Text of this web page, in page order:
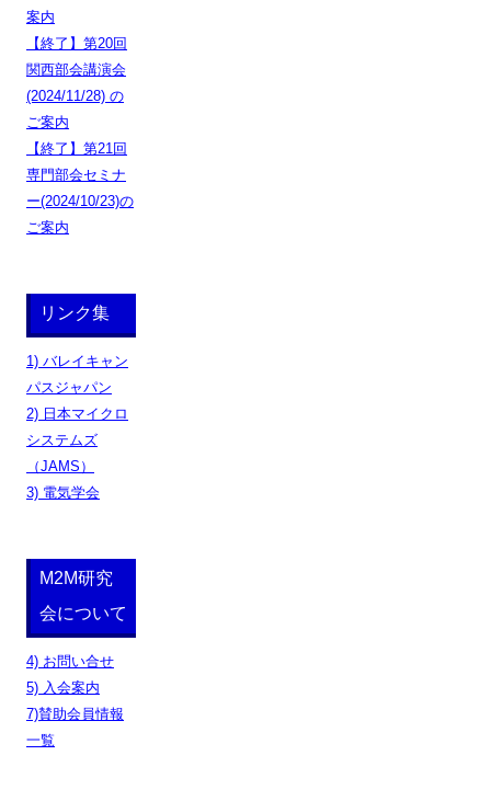
案内
【終了】第20回
関西部会講演会
(2024/11/28) の
ご案内
【終了】第21回
専門部会セミナ
ー(2024/10/23)の
ご案内
リンク集
1) バレイキャン
パスジャパン
2) 日本マイクロ
システムズ
（JAMS）
3) 電気学会
M2M研究
会について
4) お問い合せ
5) 入会案内
7)賛助会員情報
一覧